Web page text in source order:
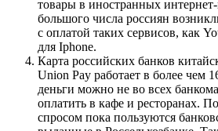
товары в иностранных
большого числа россиян
с оплатой таких сервисов, как
для Iphone.
Карта российских банков
Union Pay работает в более чем
деньги можно не во всех
оплатить в кафе и ресторанах.
спросом пока пользуются